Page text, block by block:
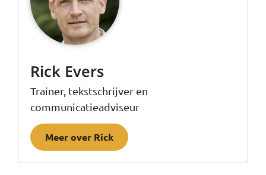
Rick Evers
Trainer, tekstschrijver en
communicatieadviseur
Meer over Rick